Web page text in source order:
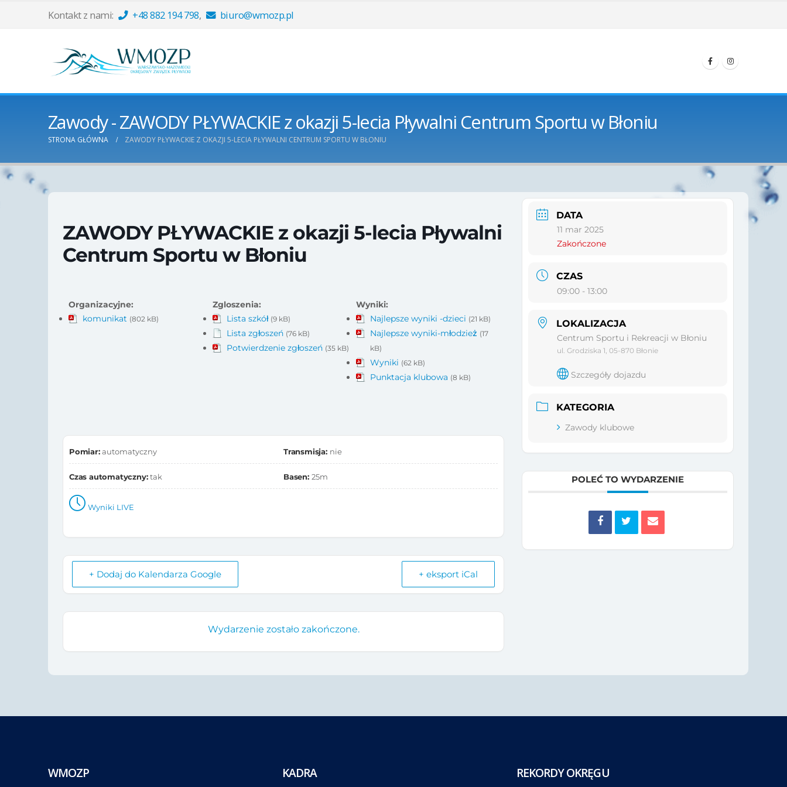
Kontakt z nami: +48 882 194 798, biuro@wmozp.pl
Zawody - ZAWODY PŁYWACKIE z okazji 5-lecia Pływalni Centrum Sportu w Błoniu
STRONA GŁÓWNA ZAWODY PŁYWACKIE Z OKAZJI 5-LECIA PŁYWALNI CENTRUM SPORTU W BŁONIU
ZAWODY PŁYWACKIE z okazji 5-lecia Pływalni
Centrum Sportu w Błoniu
Organizacyjne:
komunikat (802 kB)
Zgloszenia:
Lista szkół (9 kB)
Lista zgłoszeń (76 kB)
Potwierdzenie zgłoszeń (35 kB)
Wyniki:
Najlepsze wyniki -dzieci (21 kB)
Najlepsze wyniki-młodzież (17
kB)
Wyniki (62 kB)
Punktacja klubowa (8 kB)
Pomiar:automatyczny Transmisja: nie
Czas automatyczny:tak Basen: 25m
Wyniki LIVE
+ Dodaj do Kalendarza Google + eksport iCal
Wydarzenie zostało zakończone.
DATA
11 mar 2025
Zakończone
CZAS
09:00 - 13:00
LOKALIZACJA
Centrum Sportu i Rekreacji w Błoniu
ul. Grodziska 1, 05-870 Błonie
Szczegóły dojazdu
KATEGORIA
Zawody klubowe
POLEĆ TO WYDARZENIE
WMOZP KADRA REKORDY OKRĘGU